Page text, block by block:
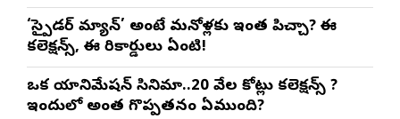
‘స్పైడర్ మ్యాన్’ అంటే మనోళ్లకు ఇంత పిచ్చా? ఈ
కలెక్షన్స్, ఈ రికార్డులు ఏంటి!
ఒక యానిమేషన్ సినిమా..20 వేల కోట్లు కలెక్షన్స్ ?
ఇందులో అంత గొప్పతనం ఏముంది?